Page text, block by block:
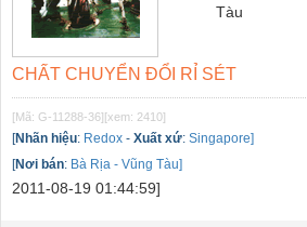
Tàu
CHẤT CHUYỂN ĐỔI RỈ SÉT
[Mã: G-11288-36][xem: 2410]
[Nhãn hiệu: Redox - Xuất xứ: Singapore]
[Nơi bán: Bà Rịa - Vũng Tàu]
2011-08-19 01:44:59]